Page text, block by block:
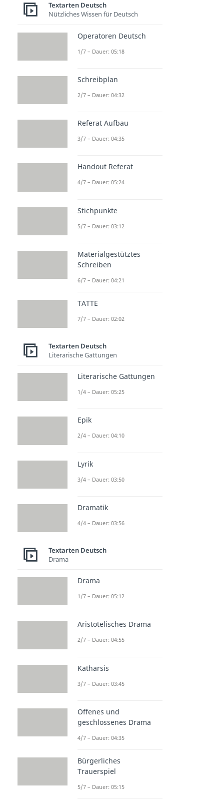
Textarten Deutsch
Nützliches Wissen für Deutsch
Operatoren Deutsch
1/7 – Dauer: 05:18
Schreibplan
2/7 – Dauer: 04:32
Referat Aufbau
3/7 – Dauer: 04:35
Handout Referat
4/7 – Dauer: 05:24
Stichpunkte
5/7 – Dauer: 03:12
Materialgestütztes
Schreiben
6/7 – Dauer: 04:21
TATTE
7/7 – Dauer: 02:02
Textarten Deutsch
Literarische Gattungen
Literarische Gattungen
1/4 – Dauer: 05:25
Epik
2/4 – Dauer: 04:10
Lyrik
3/4 – Dauer: 03:50
Dramatik
4/4 – Dauer: 03:56
Textarten Deutsch
Drama
Drama
1/7 – Dauer: 05:12
Aristotelisches Drama
2/7 – Dauer: 04:55
Katharsis
3/7 – Dauer: 03:45
Offenes und
geschlossenes Drama
4/7 – Dauer: 04:35
Bürgerliches
Trauerspiel
5/7 – Dauer: 05:15